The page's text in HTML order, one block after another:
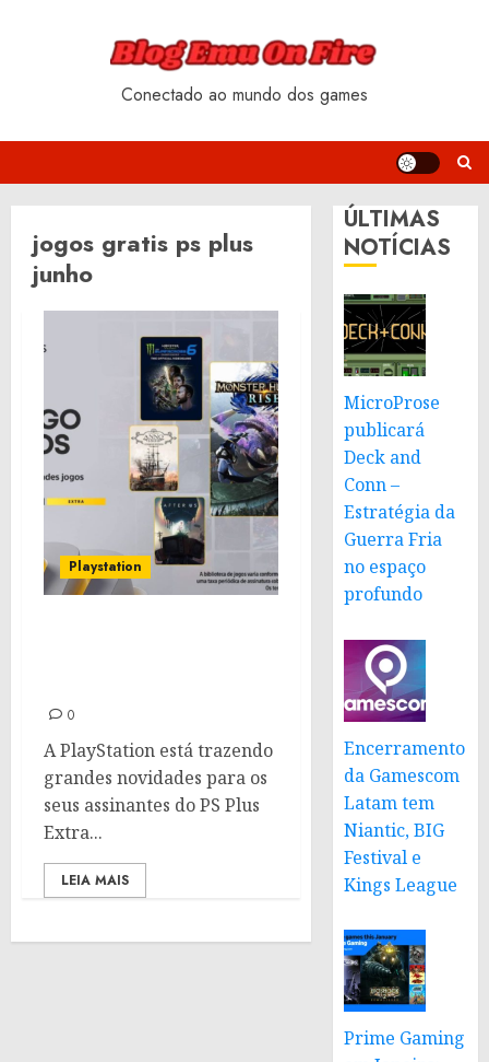
Conectado ao mundo dos games
jogos gratis ps plus
junho
Playstation
0
A PlayStation está trazendo
grandes novidades para os
seus assinantes do PS Plus
Extra...
LEIA MAIS
ÚLTIMAS
NOTÍCIAS
MicroProse
publicará
Deck and
Conn –
Estratégia da
Guerra Fria
no espaço
profundo
Encerramento
da Gamescom
Latam tem
Niantic, BIG
Festival e
Kings League
Prime Gaming